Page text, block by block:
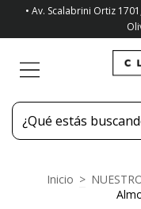
• Av. Scalabrini Ortiz
Inicio >